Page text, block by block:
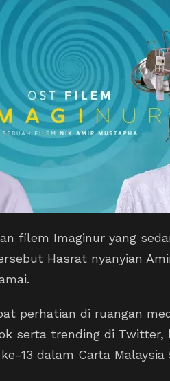
filem Imaginur yang
Hasrat nyanyian
perhatian di ruangan
serta trending di
13 dalam Carta